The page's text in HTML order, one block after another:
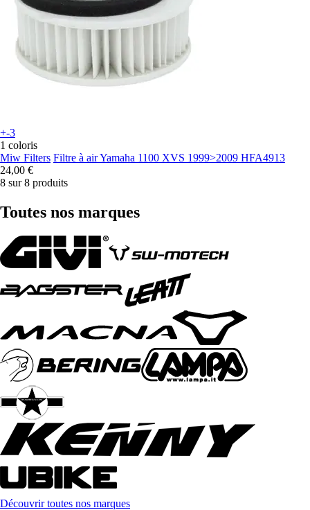
+-3
1 coloris
Miw Filters Filtre à air Yamaha 1100 XVS 1999>2009 HFA4913
24,00 €
8 sur 8 produits
Toutes nos marques
Découvrir toutes nos marques